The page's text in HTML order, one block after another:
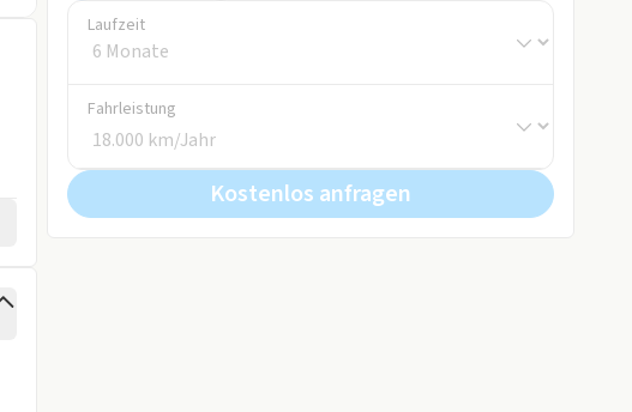
Laufzeit
Fahrleistung
Kostenlos anfragen